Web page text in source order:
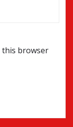
this browser